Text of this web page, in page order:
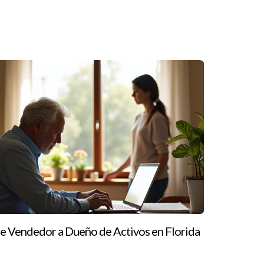
sin calcular adecuadamente sus
de que sus márgenes eran mucho más
y ahora comparte su conocimiento con
dedicó meses a investigar diferentes
inversión resultó ser un gran éxito, y
construyan riqueza a largo plazo; sin
Vendedor a Dueño de Activos en Florida